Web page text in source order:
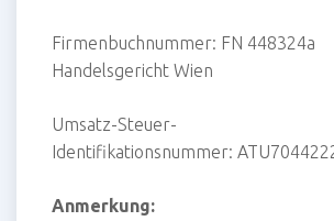
Firmenbuchnummer: FN 448324a
Handelsgericht Wien
Umsatz-Steuer-
Identifikationsnummer:
Anmerkung: